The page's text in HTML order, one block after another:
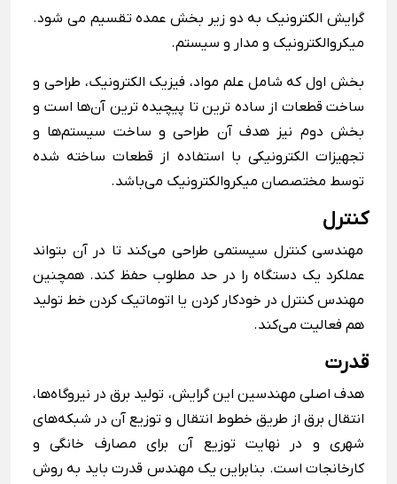
گرایش الکترونیک به دو زیر بخش عمده تقسیم می شود.
میکروالکترونیک و مدار و سیستم.
بخش اول که شامل علم مواد، فیزیک الکترونیک، طراحی و
ساخت قطعات از ساده ترین تا پیچیده ترین آن‌ها است و
بخش دوم نیز هدف آن طراحی و ساخت سیستم‌ها و
تجهیزات الکترونیکی با استفاده از قطعات ساخته شده
توسط مختصصان میکروالکترونیک می‌باشد.
کنترل
مهندسی کنترل سیستمی طراحی می‌کند تا در آن بتواند
عملکرد یک دستگاه را در حد مطلوب حفظ کند. همچنین
مهندس کنترل در خودکار کردن یا اتوماتیک کردن خط تولید
هم فعالیت می‌کند.
قدرت
هدف اصلی مهندسین این گرایش، تولید برق در نیروگاه‌ها،
انتقال برق از طریق خطوط انتقال و توزیع آن در شبکه‌های
شهری و در نهایت توزیع آن برای مصارف خانگی و
کارخانجات است. بنابراین یک مهندس قدرت باید به روش